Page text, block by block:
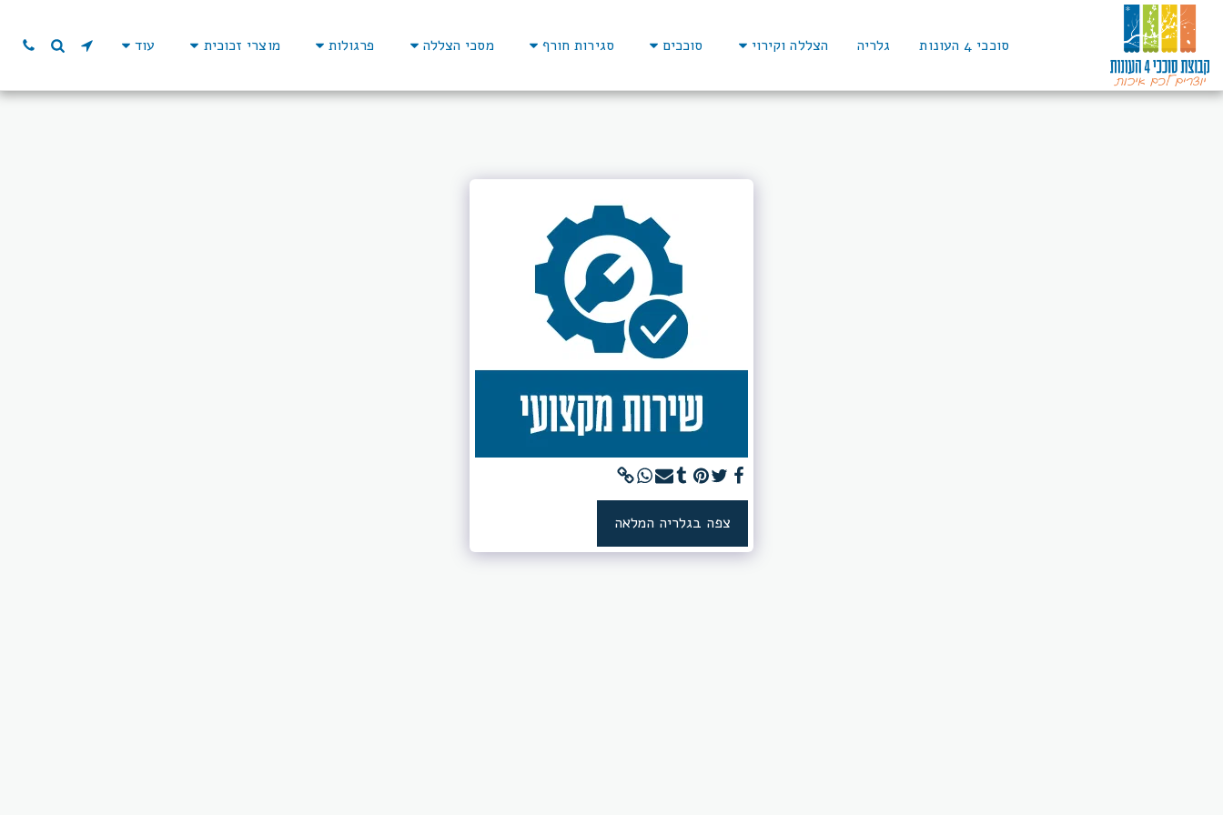
סוככי 4 העונות גלריה הצללה וקירוי סוככים סגירות חורף מסכי הצללה פרגולות מוצרי זכוכית עוד
צפה בגלריה המלאה